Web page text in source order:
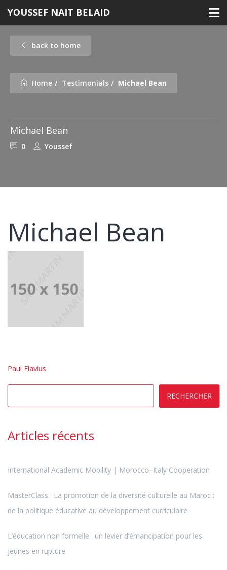
content
YOUSSEF NAIT BELAID
back to home
Home Testimonials Michael Bean
Michael Bean
0 Youssef
Michael Bean
Navigation
de
Paul Flavius
RECHERCHER
Articles récents
International Academic Mobility | Morocco–Italy Cooperation
MasterClass : La promotion de la diversité culturelle au Maroc :
de la politique éducative au développement curriculaire
L’éducation non formelle : un levier d’émancipation pour les
jeunes en rupture